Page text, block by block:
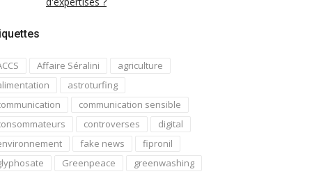
Affaire Séralini
agriculture
astroturfing
communication sensible
controverses
digital
fake news
fipronil
Greenpeace
greenwashing